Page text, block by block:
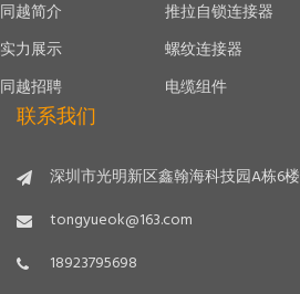
同越简介
实力展示
同越招聘
推拉自锁连接器
螺纹连接器
电缆组件
联系我们
深圳市光明新区鑫翰海科技园A栋6楼
tongyueok@163.com
18923795698